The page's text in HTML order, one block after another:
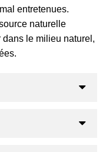
entretenues.
naturelle
dans le milieu naturel,